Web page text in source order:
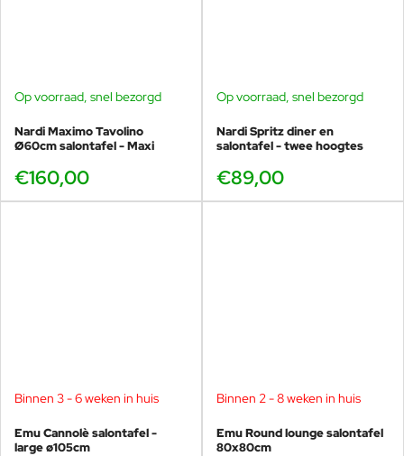
Op voorraad, snel bezorgd
Nardi Maximo Tavolino
Ø60cm salontafel - Maxi
€160,00
Op voorraad, snel bezorgd
Nardi Spritz diner en
salontafel - twee hoogtes
€89,00
Binnen 3 - 6 weken in huis
Emu Cannolè salontafel -
large ø105cm
Binnen 2 - 8 weken in huis
Emu Round lounge salontafel
80x80cm